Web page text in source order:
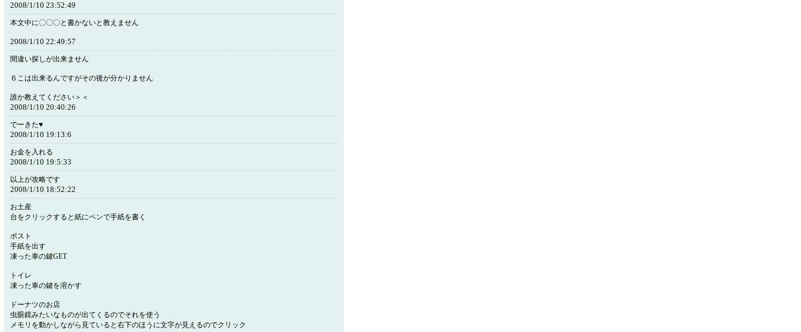
2008/1/10 23:52:49
本文中に〇〇〇と書かないと教えません
2008/1/10 22:49:57
間違い探しが出来ません
６こは出来るんですがその後が分かりません
誰か教えてください＞＜
2008/1/10 20:40:26
でーきた♥
2008/1/10 19:13:6
お金を入れる
2008/1/10 19:5:33
以上が攻略です
2008/1/10 18:52:22
お土産
台をクリックすると紙にペンで手紙を書く
ポスト
手紙を出す
凍った車の鍵GET
トイレ
凍った車の鍵を溶かす
ドーナツのお店
虫眼鏡みたいなものが出てくるのでそれを使う
メモリを動かしながら見ていると右下のほうに文字が見えるのでクリック